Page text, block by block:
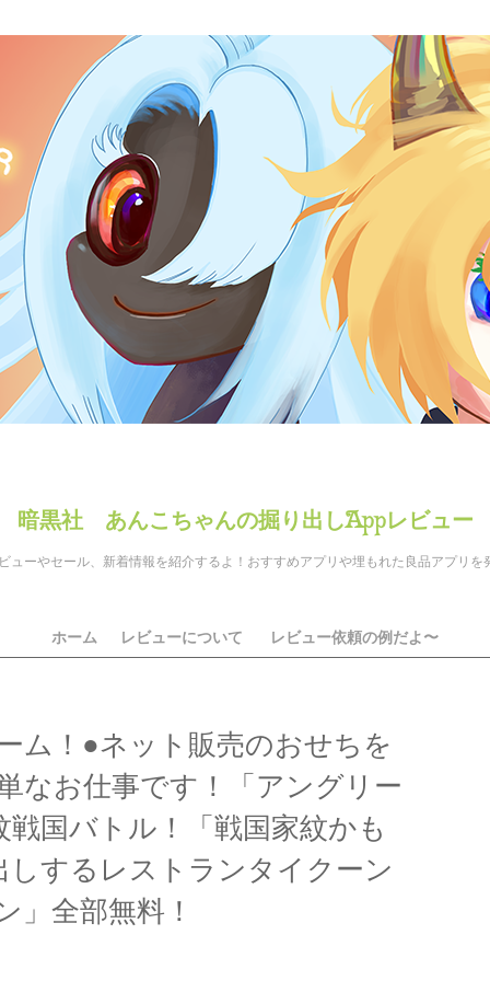
暗黒社 あんこちゃんの掘り出しAppレビュー
ューやセール、新着情報を紹介するよ！おすすめアプリや埋もれた良品アプリを
ホーム レビューについて レビュー依頼の例だよ〜
ム！●ネット販売のおせちを
なお仕事です！「アングリー
国バトル！「戦国家紋かも
しするレストランタイクーン
」全部無料！